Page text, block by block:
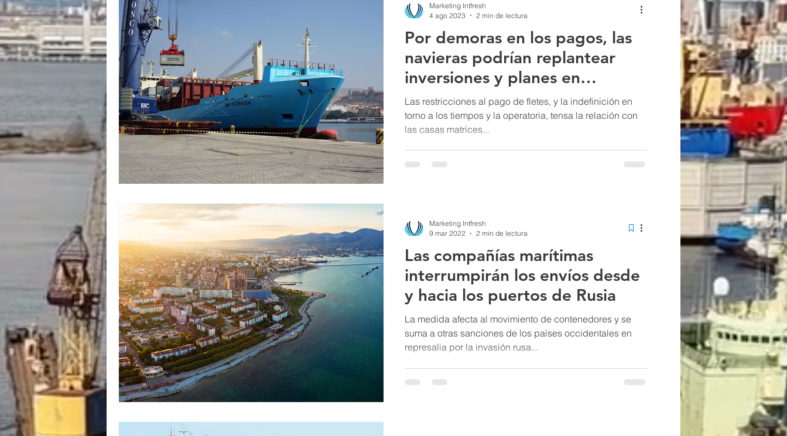
Por demoras en los pagos, las
navieras podrían replantear
inversiones y planes en
Argentina
Las restricciones al pago de fletes, y la indefinición en
torno a los tiempos y la operatoria, tensa la relación con
las casas matrices...
Marketing Intfresh
4 ago 2023
2 min de lectura
Las compañías marítimas
interrumpirán los envíos desde
y hacia los puertos de Rusia
La medida afecta al movimiento de contenedores y se
suma a otras sanciones de los países occidentales en
represalia por la invasión rusa...
Marketing Intfresh
9 mar 2022
2 min de lectura